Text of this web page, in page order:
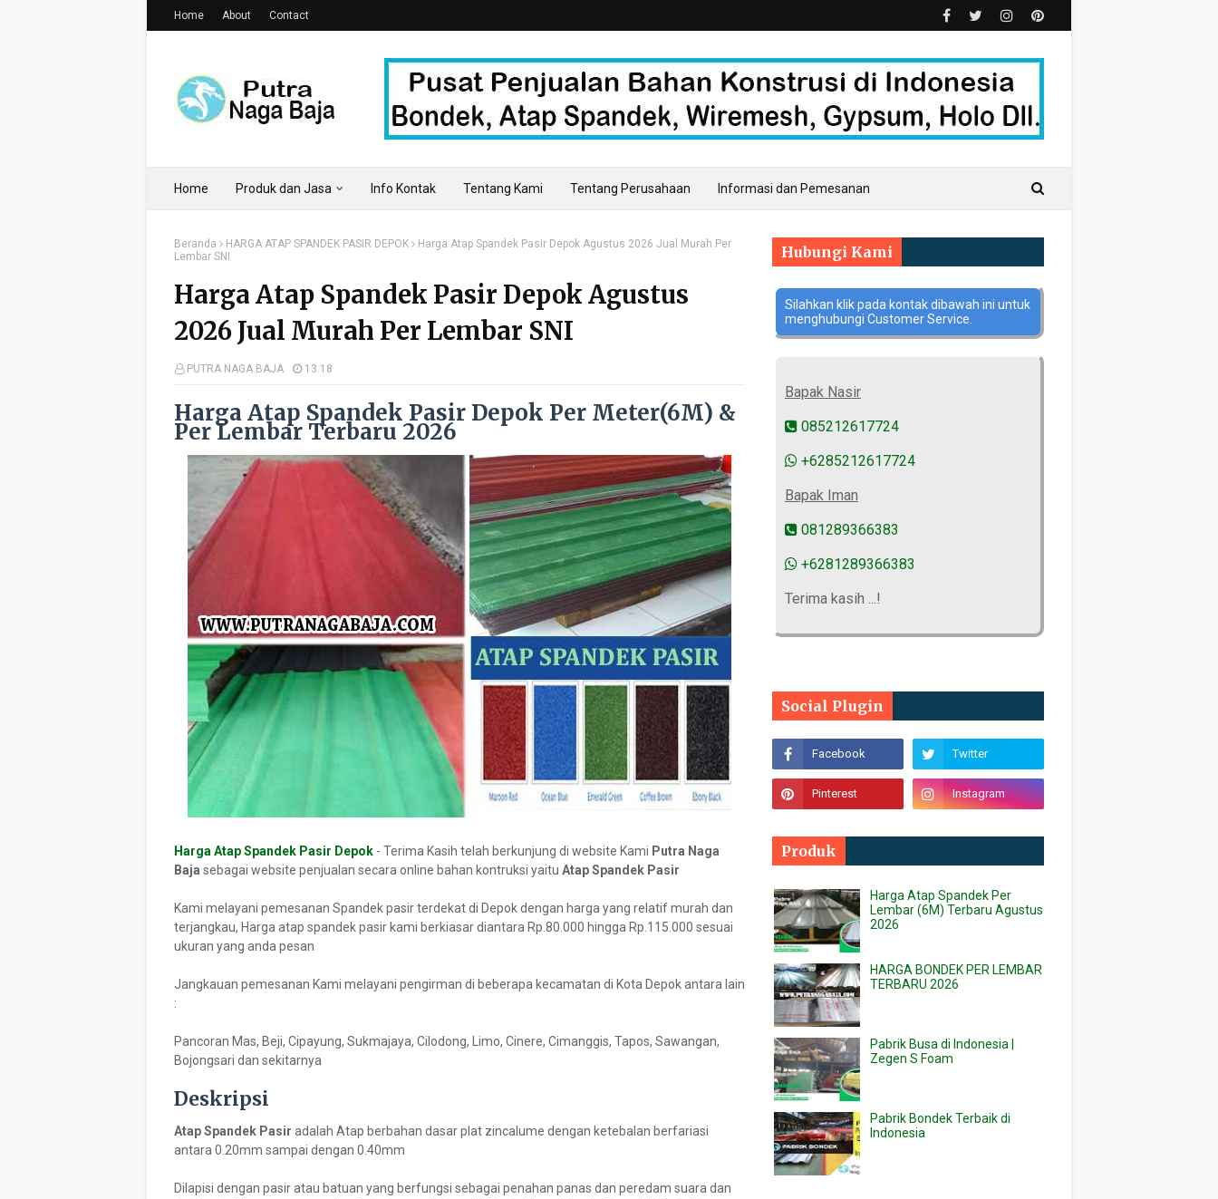
Home About Contact
Home Produk dan Jasa Info Kontak Tentang Kami Tentang Perusahaan Informasi dan Pemesanan
Beranda HARGA ATAP SPANDEK PASIR DEPOK
Harga Atap Spandek Pasir Depok Agustus 2026 Jual Murah Per
Lembar SNI
Harga Atap Spandek Pasir Depok Agustus
2026 Jual Murah Per Lembar SNI
PUTRA NAGA BAJA 13.18
Harga Atap Spandek Pasir Depok Per Meter(6M) &
Per Lembar Terbaru 2026
Harga Atap Spandek Pasir Depok - Terima Kasih telah berkunjung di website Kami Putra Naga
Baja sebagai website penjualan secara online bahan kontruksi yaitu Atap Spandek Pasir
Kami melayani pemesanan Spandek pasir terdekat di Depok dengan harga yang relatif murah dan
terjangkau, Harga atap spandek pasir kami berkiasar diantara Rp.80.000 hingga Rp.115.000 sesuai
ukuran yang anda pesan
Jangkauan pemesanan Kami melayani pengirman di beberapa kecamatan di Kota Depok antara lain
:
Pancoran Mas, Beji, Cipayung, Sukmajaya, Cilodong, Limo, Cinere, Cimanggis, Tapos, Sawangan,
Bojongsari dan sekitarnya
Deskripsi
Atap Spandek Pasir adalah Atap berbahan dasar plat zincalume dengan ketebalan berfariasi
antara 0.20mm sampai dengan 0.40mm
Dilapisi dengan pasir atau batuan yang berfungsi sebagai penahan panas dan peredam suara dan
Hubungi Kami
Silahkan klik pada kontak dibawah ini untuk
menghubungi Customer Service.
Bapak Nasir
085212617724
+6285212617724
Bapak Iman
081289366383
+6281289366383
Terima kasih ...!
Social Plugin
Produk
Harga Atap Spandek Per
Lembar (6M) Terbaru Agustus
2026
HARGA BONDEK PER LEMBAR
TERBARU 2026
Pabrik Busa di Indonesia |
Zegen S Foam
Pabrik Bondek Terbaik di
Indonesia